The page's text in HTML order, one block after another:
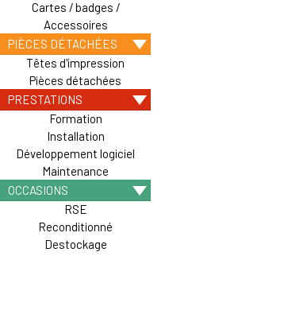
Cartes / badges /
Accessoires
PIÈCES DÉTACHÉES
Têtes d'impression
Pièces détachées
PRESTATIONS
Formation
Installation
Développement logiciel
Maintenance
OCCASIONS
RSE
Reconditionné
Destockage